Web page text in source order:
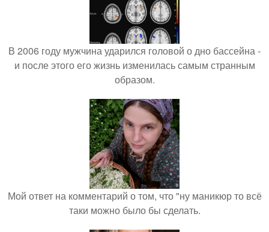
В 2006 году мужчина ударился головой о дно бассейна -
и после этого его жизнь изменилась самым странным
образом.
Мой ответ на комментарий о том, что "ну маникюр то всё
таки можно было бы сделать.